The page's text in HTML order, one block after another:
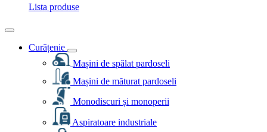
Lista produse
Curățenie
Mașini de spălat pardoseli
Mașini de măturat pardoseli
Monodiscuri și monoperii
Aspiratoare industriale